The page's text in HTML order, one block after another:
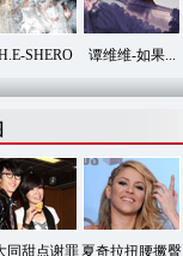
SHERO 谭维维-如果...
同甜点谢罪夏奇拉扭腰撅臀